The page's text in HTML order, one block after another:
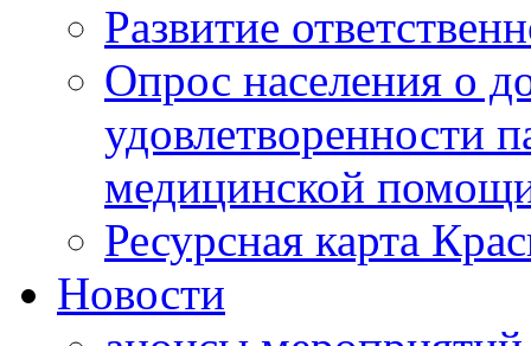
Развитие
Опрос населения о
удовлетворенности
медицинской
Ресурсная карта
Новости